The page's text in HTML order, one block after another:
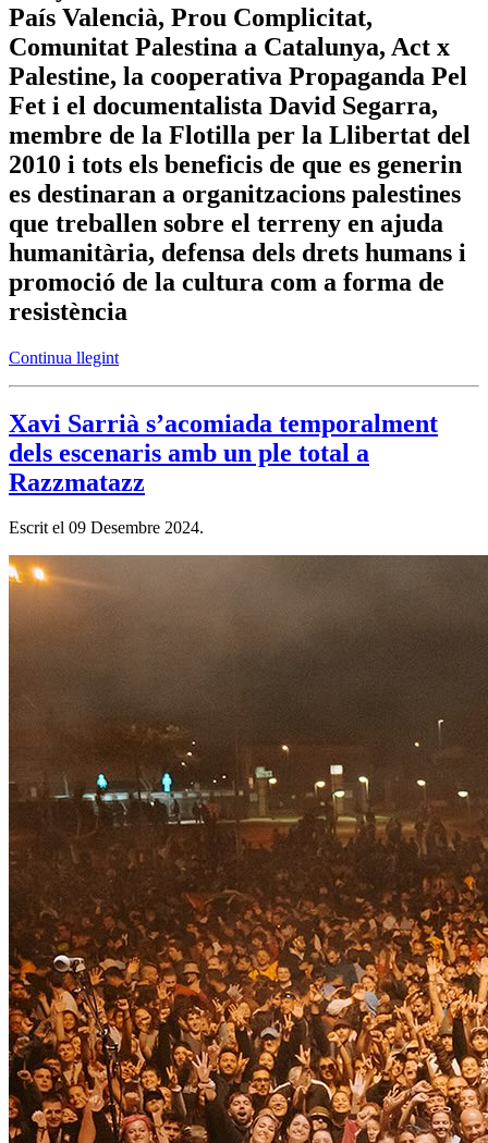
País Valencià, Prou Complicitat,
Comunitat Palestina a Catalunya, Act x
Palestine, la cooperativa Propaganda Pel
Fet i el documentalista David Segarra,
membre de la Flotilla per la Llibertat del
2010 i tots els beneficis de que es generin
es destinaran a organitzacions palestines
que treballen sobre el terreny en ajuda
humanitària, defensa dels drets humans i
promoció de la cultura com a forma de
resistència
Continua llegint
Xavi Sarrià s’acomiada temporalment
dels escenaris amb un ple total a
Razzmatazz
Escrit el 09 Desembre 2024.